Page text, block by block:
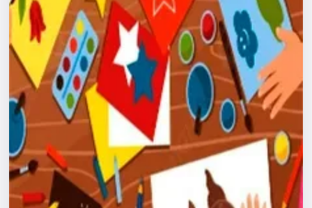
События
Города
Площадки
Артисты
Рейтинги